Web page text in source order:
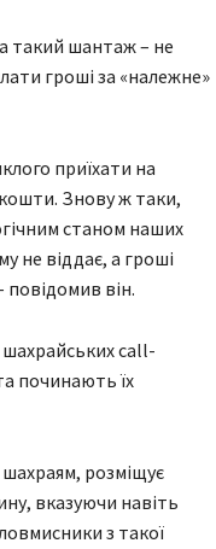
такий шантаж – не
гроші за «належне»
приїхати на
Знову ж таки,
станом наших
не віддає, а гроші
він.
call-
починають їх
розміщує
вказуючи навіть
з такої